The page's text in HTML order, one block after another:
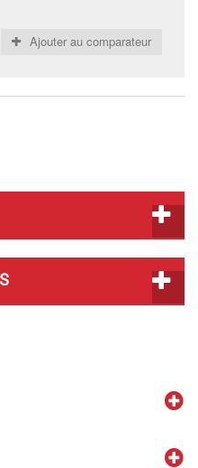
Ajouter au comparateur